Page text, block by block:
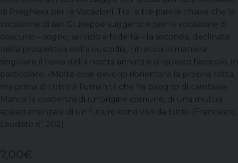
di Preghiera per le Vocazioni. Tra le tre parole chiave che la
vocazione di san Giuseppe suggerisce per la vocazione di
ciascuno – sogno, servizio e fedeltà – la seconda, declinata
nella prospettiva della custodia, intreccia in maniera
singolare il tema della nostra annata e di questo fascicolo, in
particolare: «Molte cose devono riorientare la propria rotta,
ma prima di tutto è l’umanità che ha bisogno di cambiare.
Manca la coscienza di un’origine comune, di una mutua
appartenenza e di un futuro condiviso da tutti» (Francesco,
Laudato si’, 202).
7,00€